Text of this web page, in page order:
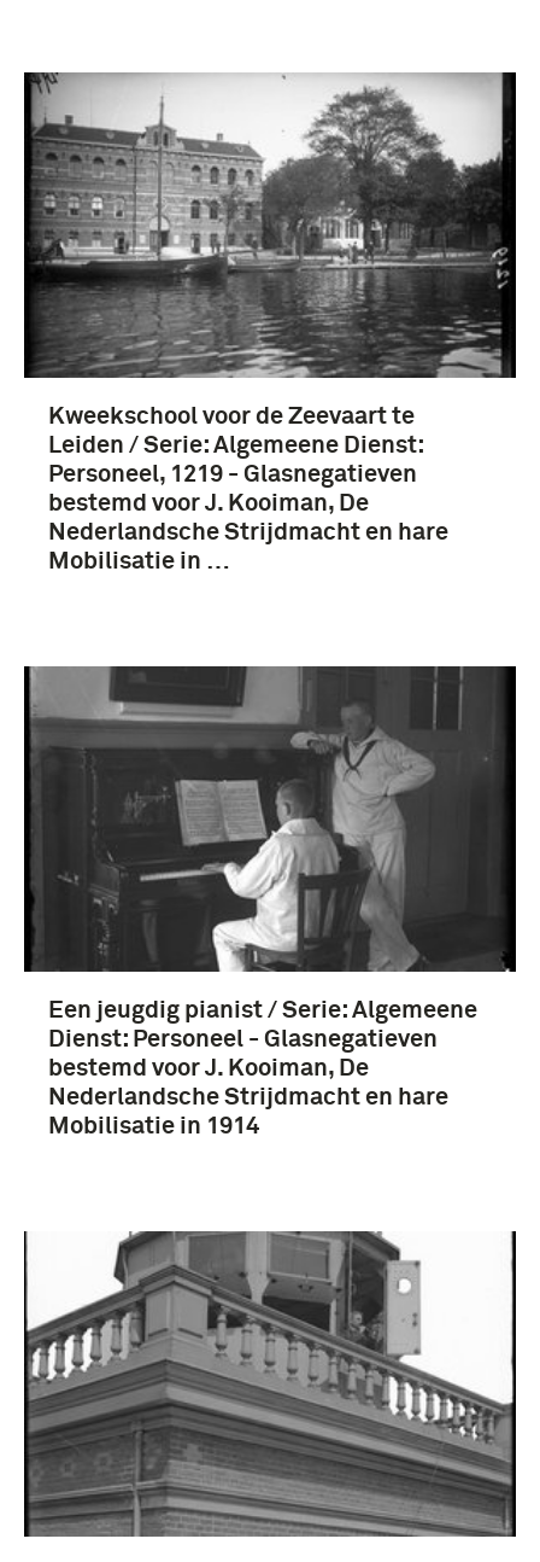
7 squadron (MLD) (42)
Meer
Kweekschool voor de Zeevaart te
Leiden / Serie: Algemeene Dienst:
Personeel, 1219 - Glasnegatieven
bestemd voor J. Kooiman, De
Nederlandsche Strijdmacht en hare
Mobilisatie in …
Een jeugdig pianist / Serie: Algemeene
Dienst: Personeel - Glasnegatieven
bestemd voor J. Kooiman, De
Nederlandsche Strijdmacht en hare
Mobilisatie in 1914